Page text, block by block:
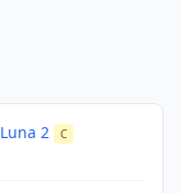
Luna 2 C